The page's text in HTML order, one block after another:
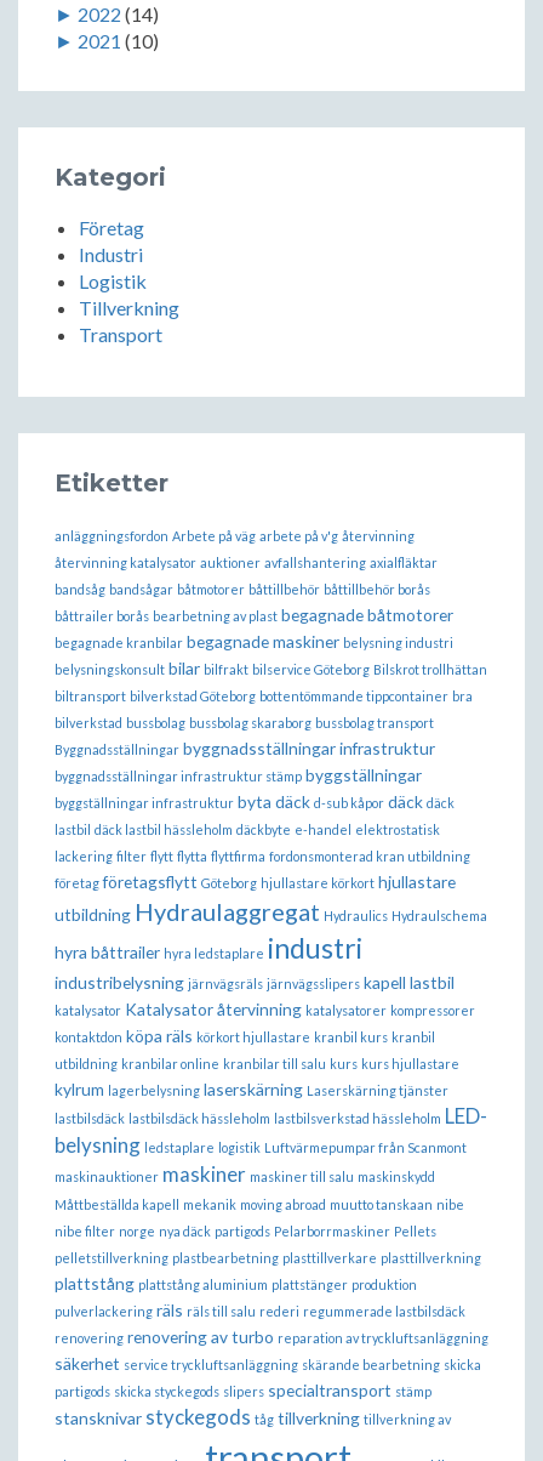
► 2022 (14)
► 2021 (10)
Kategori
Företag
Industri
Logistik
Tillverkning
Transport
Etiketter
anläggningsfordon Arbete på väg arbete på v'g återvinning
återvinning katalysator auktioner avfallshantering axialfläktar
bandsåg bandsågar båtmotorer båttillbehör båttillbehör borås
båttrailer borås bearbetning av plast begagnade båtmotorer
begagnade kranbilar begagnade maskiner belysning industri
belysningskonsult bilar bilfrakt bilservice Göteborg Bilskrot trollhättan
biltransport bilverkstad Göteborg bottentömmande tippcontainer bra
bilverkstad bussbolag bussbolag skaraborg bussbolag transport
Byggnadsställningar byggnadsställningar infrastruktur
byggnadsställningar infrastruktur stämp byggställningar
byggställningar infrastruktur byta däck d-sub kåpor däck däck
lastbil däck lastbil hässleholm däckbyte e-handel elektrostatisk
lackering filter flytt flytta flyttfirma fordonsmonterad kran utbildning
företag företagsflytt Göteborg hjullastare körkort hjullastare
utbildning Hydraulaggregat Hydraulics Hydraulschema
hyra båttrailer hyra ledstaplare industri
industribelysning järnvägsräls järnvägsslipers kapell lastbil
katalysator Katalysator återvinning katalysatorer kompressorer
kontaktdon köpa räls körkort hjullastare kranbil kurs kranbil
utbildning kranbilar online kranbilar till salu kurs kurs hjullastare
kylrum lagerbelysning laserskärning Laserskärning tjänster
lastbilsdäck lastbilsdäck hässleholm lastbilsverkstad hässleholm LED-
belysning ledstaplare logistik Luftvärmepumpar från Scanmont
maskinauktioner maskiner maskiner till salu maskinskydd
Måttbeställda kapell mekanik moving abroad muutto tanskaan nibe
nibe filter norge nya däck partigods Pelarborrmaskiner Pellets
pelletstillverkning plastbearbetning plasttillverkare plasttillverkning
plattstång plattstång aluminium plattstänger produktion
pulverlackering räls räls till salu rederi regummerade lastbilsdäck
renovering renovering av turbo reparation av tryckluftsanläggning
säkerhet service tryckluftsanläggning skärande bearbetning skicka
partigods skicka styckegods slipers specialtransport stämp
stansknivar styckegods tåg tillverkning tillverkning av